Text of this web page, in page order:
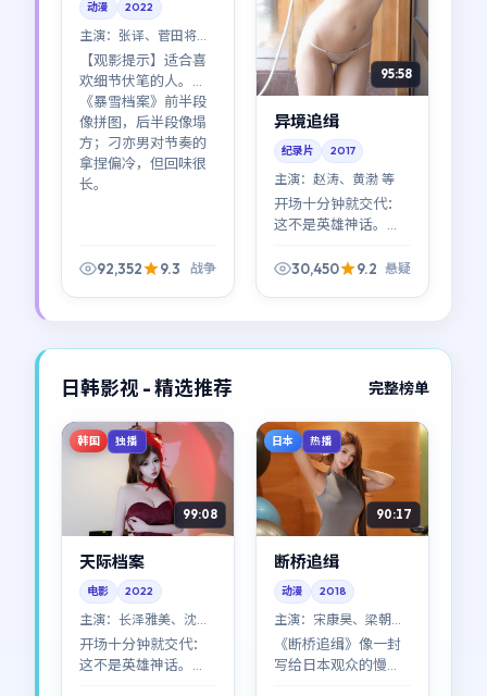
动漫 2022
主演： 张译、菅田将晖
等【观影提示】适合喜
欢细节伏笔的人。
《暴雪档案》前半段
像拼图，后半段像塌
方；刁亦男对节奏的
拿捏偏冷，但回味很
长。
92,352 9.3 战争
95:58
异境追缉
纪录片 2017
主演： 赵涛、黄渤 等
开场十分钟就交代：
这不是英雄神话。
场集体失控的社会实
30,450 9.2 悬疑
日韩影视 - 精选推荐 完整榜单
韩国 独播
99:08
天际档案
电影 2022
主演： 长泽雅美、沈腾
等
开场十分钟就交代：
这不是英雄神话。
日本 热播
90:17
断桥追缉
动漫 2018
主演： 宋康昊、梁朝伟
等
《断桥追缉》像一封
写给日本观众的慢